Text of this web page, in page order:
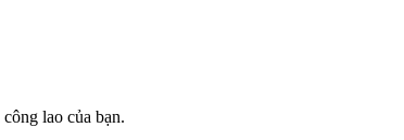
lao của bạn.